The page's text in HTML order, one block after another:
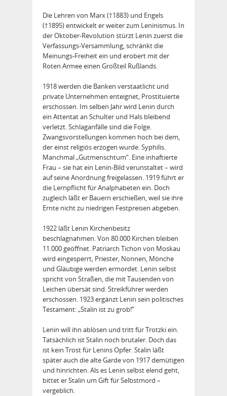
Die Lehren von Marx (†1883) und Engels
(†1895) entwickelt er weiter zum Leninismus. In
der Okto­ber-Revolution stürzt Lenin zu­erst die
Verfassungs-Versammlung, schränkt die
Meinungs-Freiheit ein und erobert mit der
Roten Armee einen Großteil Rußlands.
1918 werden die Banken verstaatlicht und
private Unternehmen enteignet, Prostituierte
erschossen. Im selben Jahr wird Lenin durch
ein Attentat an Schulter und Hals bleibend
verletzt. Schlaganfälle sind die Folge.
Zwangsvorstellungen kommen hoch bei dem,
der einst religiös erzogen wurde. Syphilis.
Manchmal „Gutmenschtum“. Eine inhaftierte
Frau – sie hat ein Lenin-Bild verunstaltet – wird
auf seine Anordnung freigelassen. 1919 führt er
die Lernpflicht für Analphabeten ein. Doch
zugleich läßt er Bauern erschießen, weil sie ihre
Ernte nicht zu niedrigen Festpreisen abgeben.
1922 läßt Lenin Kirchenbesitz
beschlagnahmen. Von 80.000 Kirchen bleiben
11.000 geöffnet. Patriarch Tichon von Moskau
wird eingesperrt, Priester, Nonnen, Mönche
und Gläubige werden ermordet. Lenin selbst
spricht von Straßen, die mit Tausenden von
Leichen übersät sind. Streikführer werden
erschossen. 1923 ergänzt Lenin sein politisches
Testament: „Stalin ist zu grob!“
Lenin will ihn ablösen und tritt für Trotzki ein.
Tatsächlich ist Stalin noch brutaler. Doch das
ist kein Trost für Lenins Opfer. Stalin läßt
später auch die alte Garde von 1917 demütigen
und hinrichten. Als es Lenin selbst elend geht,
bittet er Stalin um Gift für Selbstmord –
vergeblich.